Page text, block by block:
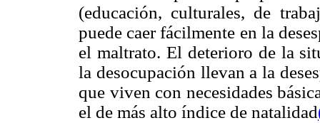
(educación, culturales, de
puede caer fácilmente en la
el maltrato. El deterioro de la
la desocupación llevan a la
que viven con necesidades
el de más alto índice de natalidad